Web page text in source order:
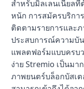
สำหรับมิลเลนเนียลที่
หนัก การสมัครบริกา
ติดตามรายการและ
ประสบการณ์ความบั
แพลตฟอร์มแบบครบ
ง่าย Stremio เป็นม
ภาพยนตร์บล็อกบัสเ